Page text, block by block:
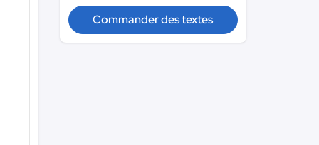
Commander des textes